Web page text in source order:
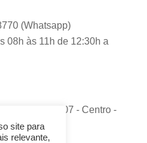
(Whatsapp)
08h às 11h de 12:30h a
- Sala 306/307 - Centro -
site para
relevante,